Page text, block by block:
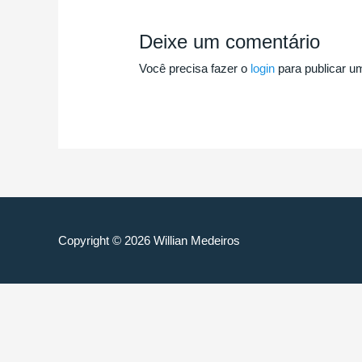
Deixe um comentário
Você precisa fazer o login para publicar
Copyright © 2026 Willian Medeiros